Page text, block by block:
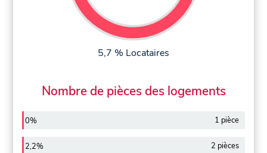
5,7 % Locataires
Nombre de pièces des logements
0% 1 pièce
2,2% 2 pièces